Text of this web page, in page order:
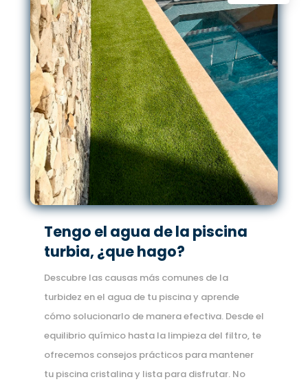
Tengo el agua de la piscina
turbia, ¿que hago?
Descubre las causas más comunes de la
turbidez en el agua de tu piscina y aprende
cómo solucionarlo de manera efectiva. Desde el
equilibrio químico hasta la limpieza del filtro, te
ofrecemos consejos prácticos para mantener
tu piscina cristalina y lista para disfrutar. No